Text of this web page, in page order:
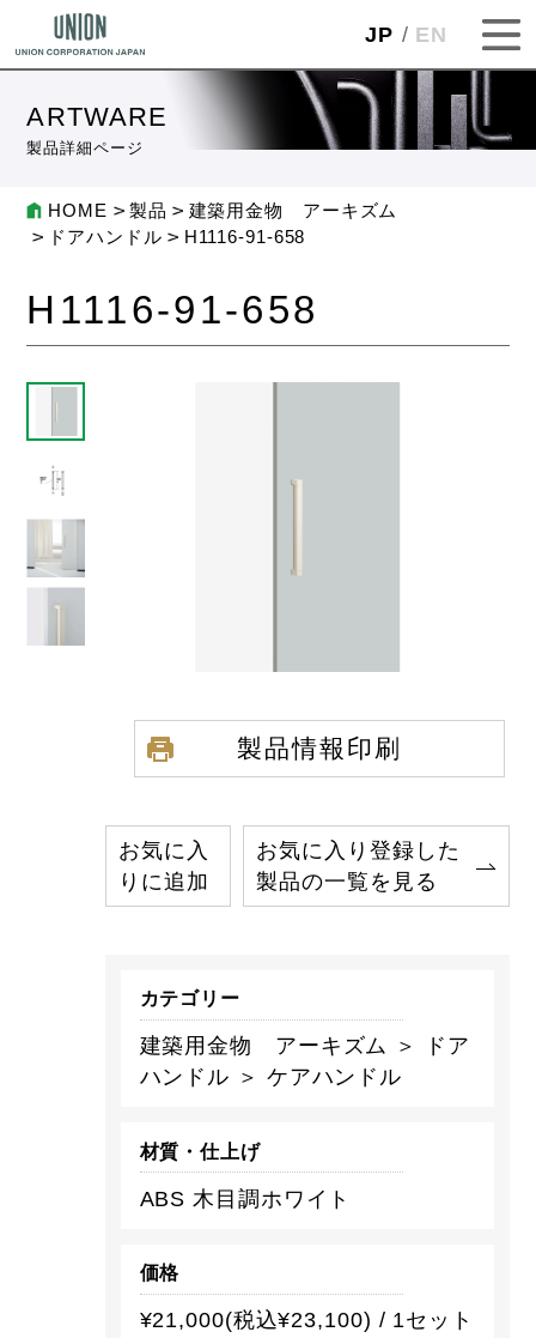
JP EN
ARTWARE
製品詳細ページ
HOME 製品
建築用金物 アーキズム
ドアハンドル
H1116-91-658
H1116-91-658
製品情報印刷
お気に入
りに追加
お気に入り登録した
製品の一覧を見る
カテゴリー
建築用金物 アーキズム ＞ ドア
ハンドル ＞ ケアハンドル
材質・仕上げ
ABS 木目調ホワイト
価格
¥21,000(税込¥23,100) / 1セット